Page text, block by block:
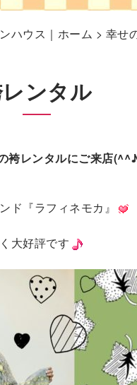
ハウス｜ホーム > 幸せ
ンタル
袴レンタルにご来店(^^♪
ド『ラフィネモカ』
大好評です